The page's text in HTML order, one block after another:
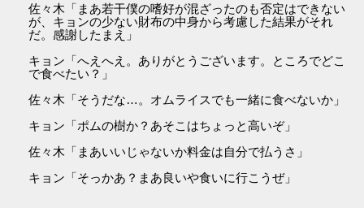
佐々木「まあ若干僕の嗜好が混ざったのも否定はできない
が、キョンの少ない財布の中身から考慮した結果がそれ
だ。感謝したまえ」
キョン「へえへえ。ありがとうございます。ところでどこ
で食べたい？」
佐々木「そうだな…。オムライスでも一緒に食べないか」
キョン「ポムの樹か？あそこはちょっと高いぞ」
佐々木「まあいいじゃないか料金は自分で払うさ」
キョン「そっかあ？まあ良いや食いに行こうぜ」